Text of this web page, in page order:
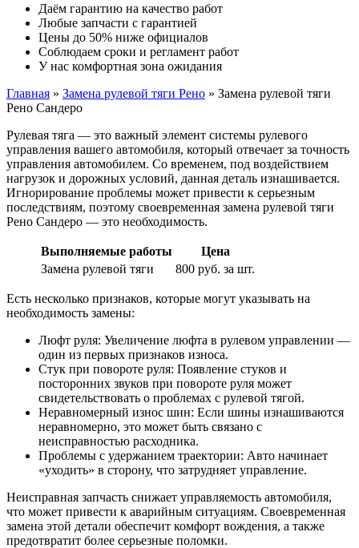
Даём гарантию на качество работ
Любые запчасти с гарантией
Цены до 50% ниже официалов
Соблюдаем сроки и регламент работ
У нас комфортная зона ожидания
Главная » Замена рулевой тяги Рено » Замена рулевой тяги
Рено Сандеро
Рулевая тяга — это важный элемент системы рулевого
управления вашего автомобиля, который отвечает за точность
управления автомобилем. Со временем, под воздействием
нагрузок и дорожных условий, данная деталь изнашивается.
Игнорирование проблемы может привести к серьезным
последствиям, поэтому своевременная замена рулевой тяги
Рено Сандеро — это необходимость.
Выполняемые работы
Цена
Замена рулевой тяги
800 руб. за шт.
Есть несколько признаков, которые могут указывать на
необходимость замены:
Люфт руля: Увеличение люфта в рулевом управлении —
один из первых признаков износа.
Стук при повороте руля: Появление стуков и
посторонних звуков при повороте руля может
свидетельствовать о проблемах с рулевой тягой.
Неравномерный износ шин: Если шины изнашиваются
неравномерно, это может быть связано с
неисправностью расходника.
Проблемы с удержанием траектории: Авто начинает
«уходить» в сторону, что затрудняет управление.
Неисправная запчасть снижает управляемость автомобиля,
что может привести к аварийным ситуациям. Своевременная
замена этой детали обеспечит комфорт вождения, а также
предотвратит более серьезные поломки.